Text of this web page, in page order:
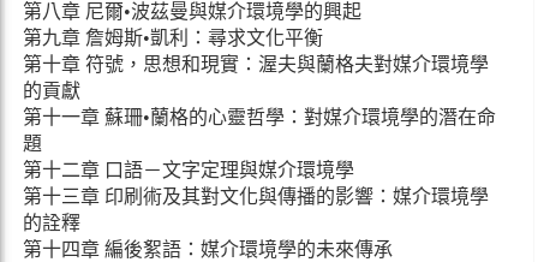
第八章 尼爾•波茲曼與媒介環境學的興起
第九章 詹姆斯•凱利：尋求文化平衡
第十章 符號，思想和現實：渥夫與蘭格夫對媒介環境學
的貢獻
第十一章 蘇珊•蘭格的心靈哲學：對媒介環境學的潛在命
題
第十二章 口語－文字定理與媒介環境學
第十三章 印刷術及其對文化與傳播的影響：媒介環境學
的詮釋
第十四章 編後絮語：媒介環境學的未來傳承